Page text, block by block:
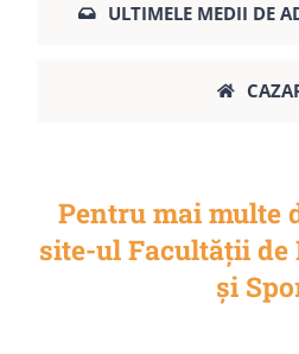
ULTIMELE MEDII DE
Pentru mai multe
site-ul Facultății de
și